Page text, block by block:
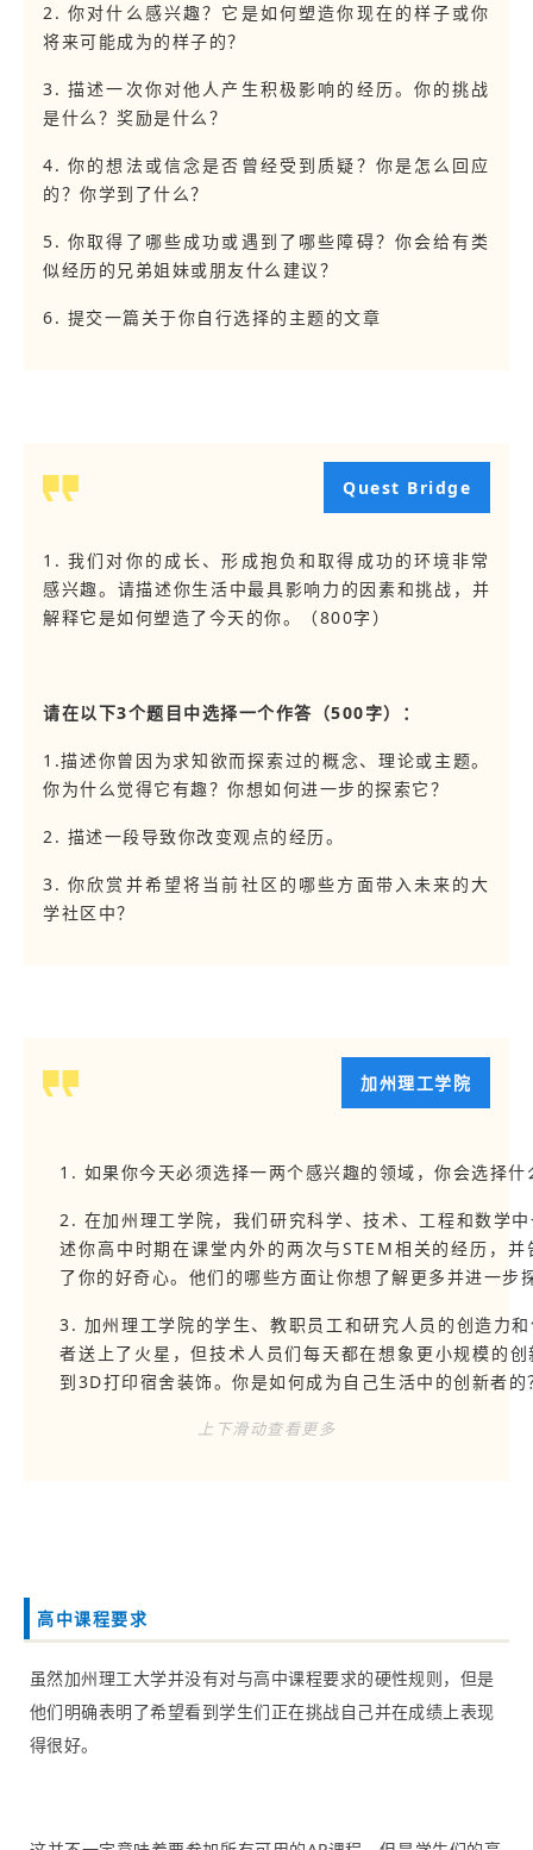
2. 你对什么感兴趣？它是如何塑造你现在的样子或你
将来可能成为的样子的？
3. 描述一次你对他人产生积极影响的经历。你的挑战
是什么？奖励是什么？
4. 你的想法或信念是否曾经受到质疑？你是怎么回应
的？你学到了什么？
5. 你取得了哪些成功或遇到了哪些障碍？你会给有类
似经历的兄弟姐妹或朋友什么建议？
6. 提交一篇关于你自行选择的主题的文章
Quest Bridge
1. 我们对你的成长、形成抱负和取得成功的环境非常
感兴趣。请描述你生活中最具影响力的因素和挑战，并
解释它是如何塑造了今天的你。（800字）
请在以下3个题目中选择一个作答（500字）：
1.描述你曾因为求知欲而探索过的概念、理论或主题。
你为什么觉得它有趣？你想如何进一步的探索它？
2. 描述一段导致你改变观点的经历。
3. 你欣赏并希望将当前社区的哪些方面带入未来的大
学社区中？
加州理工学院
1. 如果你今天必须选择一两个感兴趣的领域，你会选择
2. 在加州理工学院，我们研究科学、技术、工程和数学
述你高中时期在课堂内外的两次与STEM相关的经历，
了你的好奇心。他们的哪些方面让你想了解更多并进一
3. 加州理工学院的学生、教职员工和研究人员的创造力
者送上了火星，但技术人员们每天都在想象更小规模的
到3D打印宿舍装饰。你是如何成为自己生活中的创新者
4. 当来自不同背景的人们聚在一起解决各自领域中最大
1. 如果你认为你自己的某些方面未能在本申请表的其他
（150字）
2. 在不观察星星、通过显微镜观察或进行马拉松式编码
上下滑动查看更多
高中课程要求
虽然加州理工大学并没有对与高中课程要求的硬性规则，但是
他们明确表明了希望看到学生们正在挑战自己并在成绩上表现
得很好。